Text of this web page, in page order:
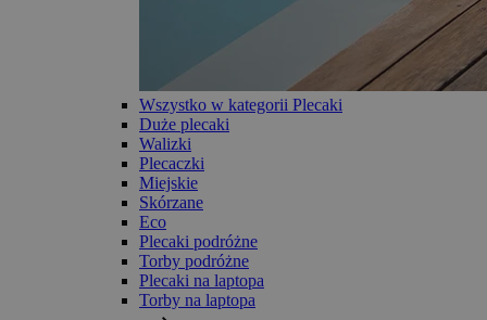
Wszystko w kategorii Plecaki
Duże plecaki
Walizki
Plecaczki
Miejskie
Skórzane
Eco
Plecaki podróżne
Torby podróżne
Plecaki na laptopa
Torby na laptopa